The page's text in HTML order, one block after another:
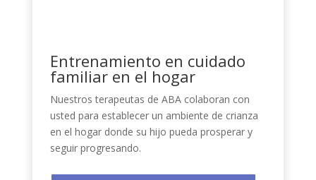
Entrenamiento en cuidado
familiar en el hogar
Nuestrosterapeutas de ABA colaboran con
usted para establecer un ambiente de crianza
en el hogar donde su hijo pueda prosperar y
seguir progresando.